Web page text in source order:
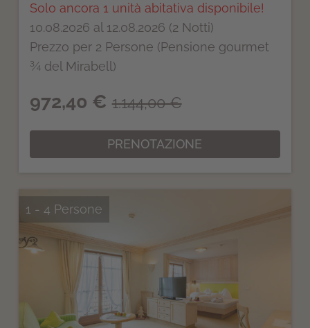
Solo ancora 1 unità abitativa disponibile!
10.08.2026 al 12.08.2026 (2 Notti)
Prezzo per 2 Persone (Pensione gourmet
¾ del Mirabell)
972,40 € 1.144,00 €
PRENOTAZIONE
1 - 4 Persone